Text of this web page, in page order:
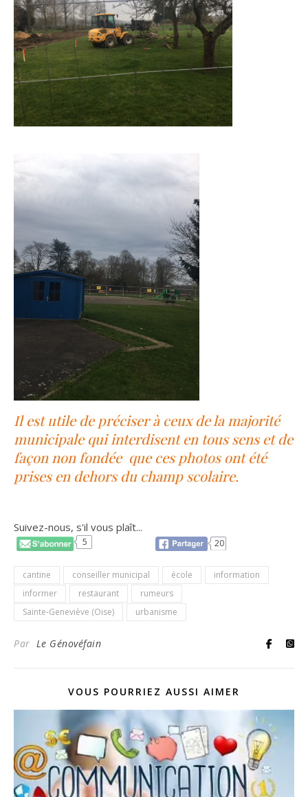
Il est utile de préciser à ceux de la majorité
municipale qui interdisent en tous sens et de
façon non fondée que ces photos ont été
prises en dehors du champ scolaire.
Suivez-nous, s'il vous plaît...
5 20
cantine conseiller municipal école
information
informer
restaurant
rumeurs
Sainte-Geneviève (Oise)
urbanisme
Par Le Génovéfain
VOUS POURRIEZ AUSSI AIMER